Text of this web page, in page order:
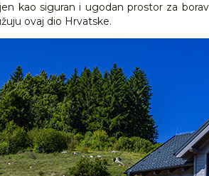
kao siguran i ugodan prostor za
ovaj dio Hrvatske.